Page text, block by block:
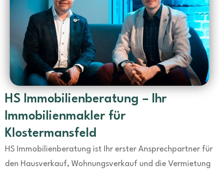
HS Immobilienberatung – Ihr
Immobilienmakler für
Klostermansfeld
HS Immobilienberatung ist Ihr erster Ansprechpartner für
den Hausverkauf, Wohnungsverkauf und die Vermietung